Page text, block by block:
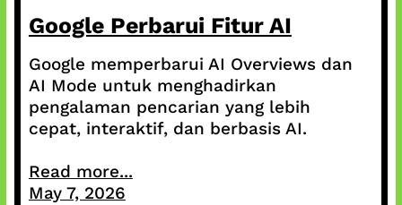
Google Perbarui Fitur AI
Google memperbarui AI Overviews dan
AI Mode untuk menghadirkan
pengalaman pencarian yang lebih
cepat, interaktif, dan berbasis AI.
Read more...
May 7, 2026